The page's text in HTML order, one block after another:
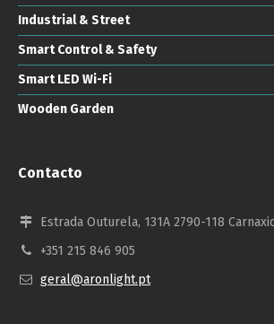
Industrial & Street
Smart Control & Safety
Smart LED Wi-Fi
Wooden Garden
Contacto
Estrada Outurela, 131A 2790-118
+351 215 846 905
geral@aronlight.pt